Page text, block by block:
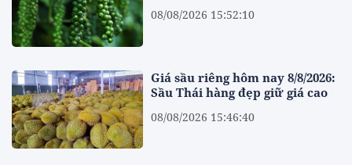
08/08/2026 15:52:10
Giá sầu riêng hôm nay 8/8/2026:
Sầu Thái hàng đẹp giữ giá cao
08/08/2026 15:46:40